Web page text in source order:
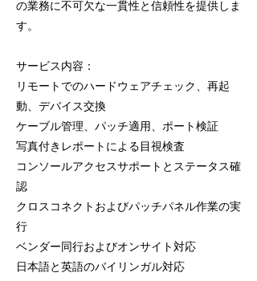
の業務に不可欠な一貫性と信頼性を提供しま
す。
サービス内容：
リモートでのハードウェアチェック、再起
動、デバイス交換
ケーブル管理、パッチ適用、ポート検証
写真付きレポートによる目視検査
コンソールアクセスサポートとステータス確
認
クロスコネクトおよびパッチパネル作業の実
行
ベンダー同行およびオンサイト対応
日本語と英語のバイリンガル対応